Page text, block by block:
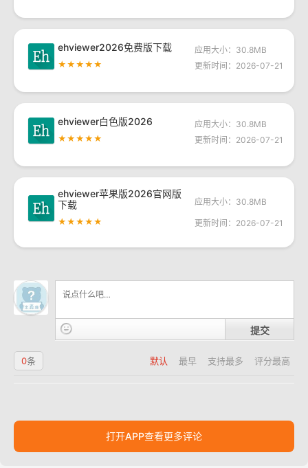
ehviewer2026免费版下载
★★★★★
应用大小：30.8MB
更新时间：2026-07-21
ehviewer白色版2026
★★★★★
应用大小：30.8MB
更新时间：2026-07-21
ehviewer苹果版2026官网版
下载
★★★★★
应用大小：30.8MB
更新时间：2026-07-21
提交
默认 最早 支持最多 评分最高
0条
打开APP查看更多评论